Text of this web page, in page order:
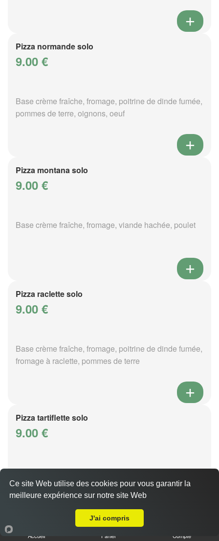
Pizza normande solo
9.00 €
Base crème fraîche, fromage, poitrine de dinde fumée,
pommes de terre, oignons, oeuf
Pizza montana solo
9.00 €
Base crème fraîche, fromage, viande hachée, poulet
Pizza raclette solo
9.00 €
Base crème fraîche, fromage, poitrine de dinde fumée,
fromage à raclette, pommes de terre
Pizza tartiflette solo
9.00 €
Base crème fraîche, fromage, poitrine de dinde fumée,
reblochon, pommes de terre
Accueil Panier Compte
Ce site Web utilise des cookies pour vous garantir la
meilleure expérience sur notre site Web
J'ai compris